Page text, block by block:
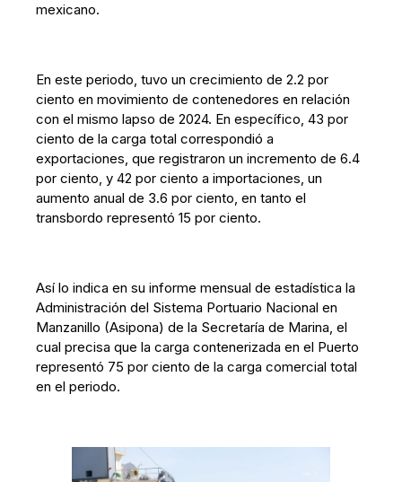
mexicano.
En este periodo, tuvo un crecimiento de 2.2 por
ciento en movimiento de contenedores en relación
con el mismo lapso de 2024. En específico, 43 por
ciento de la carga total correspondió a
exportaciones, que registraron un incremento de 6.4
por ciento, y 42 por ciento a importaciones, un
aumento anual de 3.6 por ciento, en tanto el
transbordo representó 15 por ciento.
Así lo indica en su informe mensual de estadística la
Administración del Sistema Portuario Nacional en
Manzanillo (Asipona) de la Secretaría de Marina, el
cual precisa que la carga contenerizada en el Puerto
representó 75 por ciento de la carga comercial total
en el periodo.